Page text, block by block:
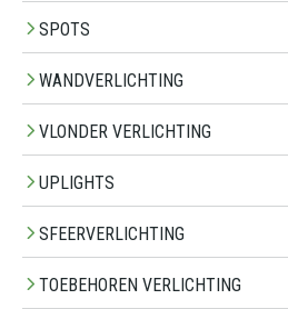
SPOTS
WANDVERLICHTING
VLONDER VERLICHTING
UPLIGHTS
SFEERVERLICHTING
TOEBEHOREN VERLICHTING